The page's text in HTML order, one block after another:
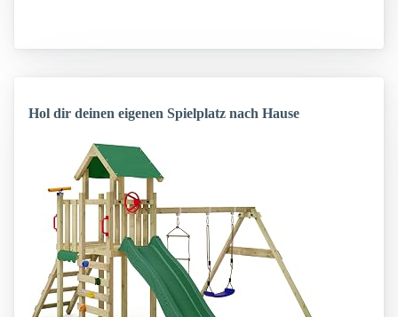
Hol dir deinen eigenen Spielplatz nach Hause